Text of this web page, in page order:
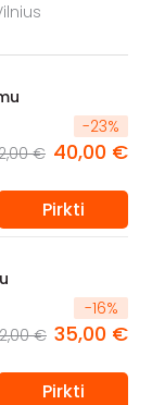
-23%
€ 40,00 €
Pirkti
-16%
€ 35,00 €
Pirkti